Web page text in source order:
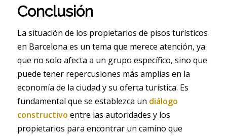
Conclusión
La situación de los propietarios de pisos turísticos
en Barcelona es un tema que merece atención, ya
que no solo afecta a un grupo específico, sino que
puede tener repercusiones más amplias en la
economía de la ciudad y su oferta turística. Es
fundamental que se establezca un diálogo
constructivo entre las autoridades y los
propietarios para encontrar un camino que